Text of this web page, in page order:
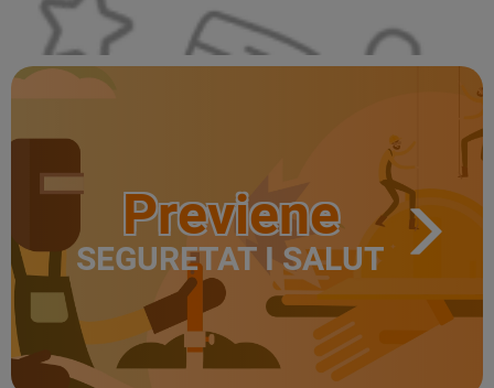
Previene
SEGURETAT I SALUT